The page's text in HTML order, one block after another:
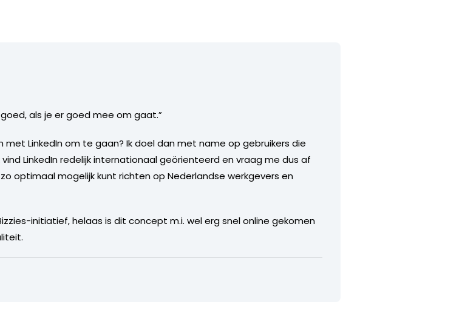
als je er goed mee om gaat.”
met LinkedIn om te gaan? Ik doel dan met name op gebruikers die
LinkedIn redelijk internationaal geörienteerd en vraag me dus af
optimaal mogelijk kunt richten op Nederlandse werkgevers en
initiatief, helaas is dit concept m.i. wel erg snel online gekomen